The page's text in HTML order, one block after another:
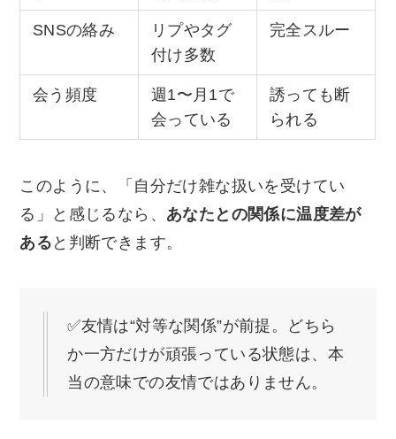
SNSの絡み
リプやタグ
付け多数
完全スルー
会う頻度
週1〜月1で
会っている
誘っても断
られる
このように、「自分だけ雑な扱いを受けてい
る」と感じるなら、 あなたとの関係に温度差が
ある と判断できます。
✅友情は“対等な関係”が前提。どちら
か一方だけが頑張っている状態は、本
当の意味での友情ではありません。